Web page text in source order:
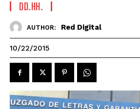
DD.HH.
AUTHOR: Red Digital
10/22/2015